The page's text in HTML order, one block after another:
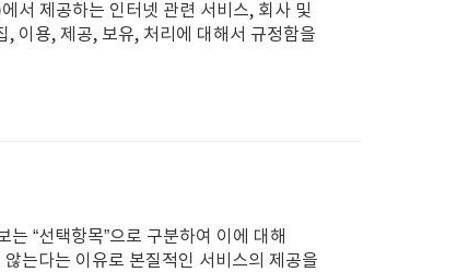
서 제공하는 인터넷 관련 서비스, 회사 및
, 이용, 제공, 보유, 처리에 대해서 규정함을
“선택항목”으로 구분하여 이에 대해
는다는 이유로 본질적인 서비스의 제공을